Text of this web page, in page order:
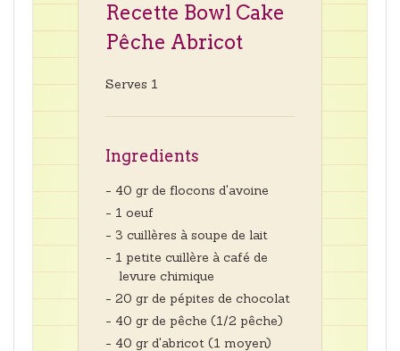
Recette Bowl Cake
Pêche Abricot
Serves 1
Ingredients
- 40 gr de flocons d'avoine
- 1 oeuf
- 3 cuillères à soupe de lait
- 1 petite cuillère à café de
levure chimique
- 20 gr de pépites de chocolat
- 40 gr de pêche (1/2 pêche)
- 40 gr d'abricot (1 moyen)